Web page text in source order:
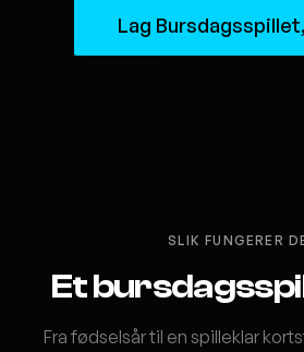
Lag
SLIK FUNGERER
Et
Fra fødselsår til en spilleklar